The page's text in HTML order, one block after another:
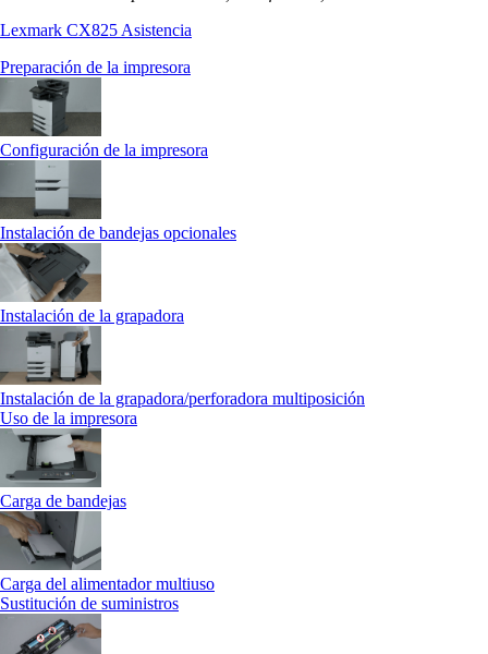
Lexmark CX825 Asistencia
Preparación de la impresora
Configuración de la impresora
Instalación de bandejas opcionales
Instalación de la grapadora
Instalación de la grapadora/perforadora multiposición
Uso de la impresora
Carga de bandejas
Carga del alimentador multiuso
Sustitución de suministros